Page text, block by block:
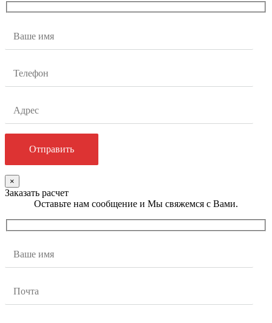
×
Заказать расчет
Оставьте нам сообщение и Мы свяжемся с Вами.